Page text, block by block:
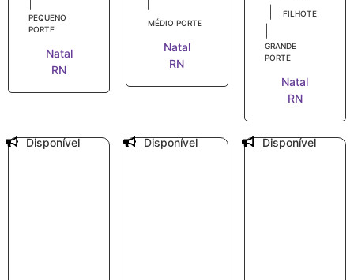
PEQUENO
PORTE
Natal
RN
MÉDIO PORTE
Natal
RN
FILHOTE
GRANDE
PORTE
Natal
RN
Disponível Disponível Disponível